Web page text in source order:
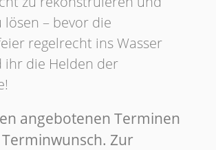
lösen – bevor die
regelrecht ins Wasser
die Helden der
angebotenen Terminen
Zur